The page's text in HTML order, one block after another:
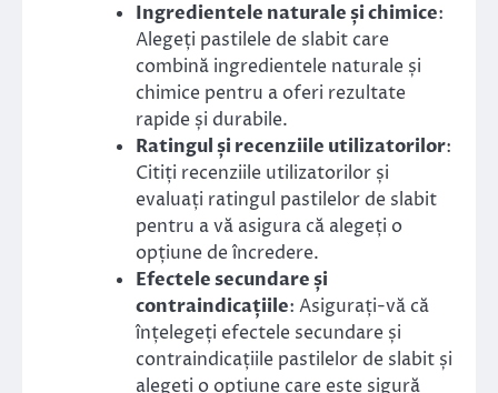
Ingredientele naturale și chimice:
Alegeți pastilele de slabit care
combină ingredientele naturale și
chimice pentru a oferi rezultate
rapide și durabile.
Ratingul și recenziile utilizatorilor:
Citiți recenziile utilizatorilor și
evaluați ratingul pastilelor de slabit
pentru a vă asigura că alegeți o
opțiune de încredere.
Efectele secundare și
contraindicațiile: Asigurați-vă că
înțelegeți efectele secundare și
contraindicațiile pastilelor de slabit și
alegeți o opțiune care este sigură